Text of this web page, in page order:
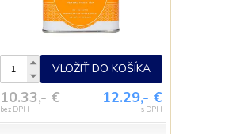
VLOŽIŤ DO KOŠÍKA
10.33,- €
bez DPH
12.29,- €
s DPH